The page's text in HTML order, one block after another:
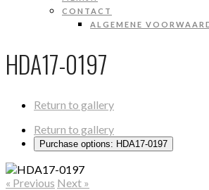
CONTACT
ALGEMENE
HDA17-0197
Return to gallery
Return to gallery
Purchase options: HDA17-0197
« Previous Next »